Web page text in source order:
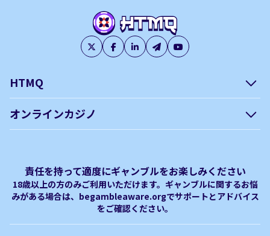
HTMQ
オンラインカジノ
オンラインカジノ フリースピ
ン おすすめ
Plinko｜プリンコとは？
オンラインカジノ最新サイト
オンラインカジノボーナス
責任を持って適度にギャンブルをお楽しみください
18歳以上の方のみご利用いただけます。ギャンブルに関するお悩
みがある場合は、begambleaware.orgでサポートとアドバイス
をご確認ください。